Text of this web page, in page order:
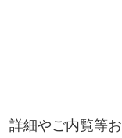
詳細やご内覧等